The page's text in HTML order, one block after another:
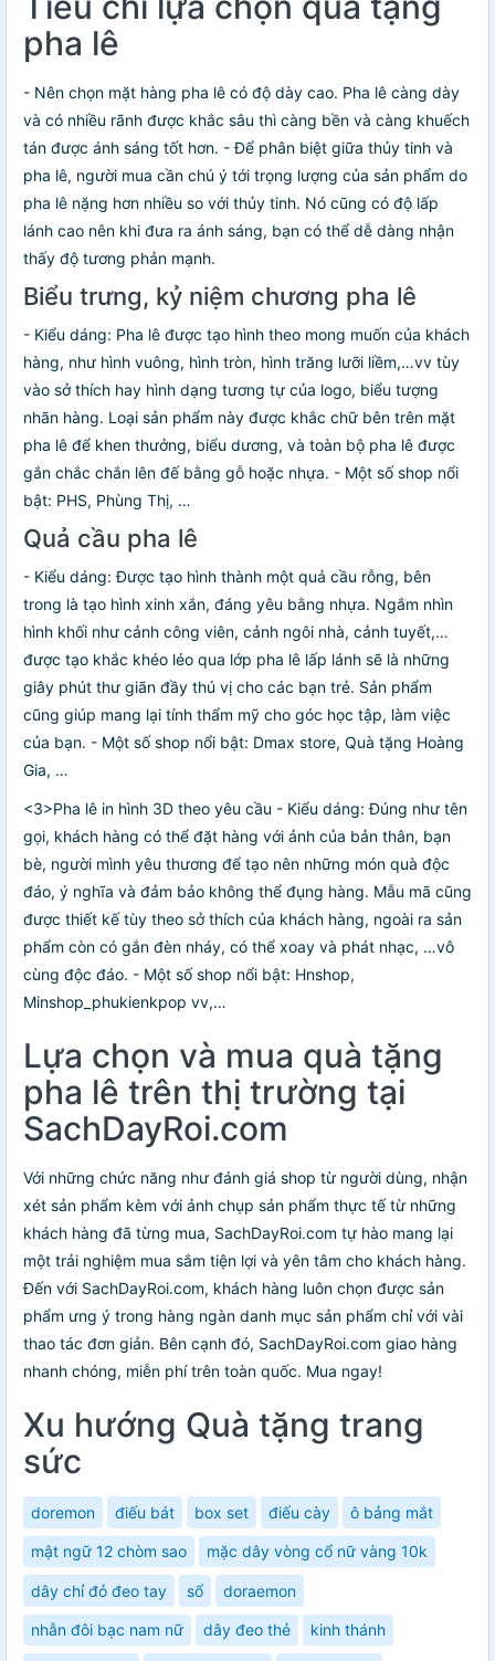
pha lê
- Nên chọn mặt hàng pha lê có độ dày cao. Pha lê càng dày
và có nhiều rãnh được khắc sâu thì càng bền và càng khuếch
tán được ánh sáng tốt hơn. - Để phân biệt giữa thủy tinh và
pha lê, người mua cần chú ý tới trọng lượng của sản phẩm do
pha lê nặng hơn nhiều so với thủy tinh. Nó cũng có độ lấp
lánh cao nên khi đưa ra ánh sáng, bạn có thể dễ dàng nhận
thấy độ tương phản mạnh.
Biểu trưng, kỷ niệm chương pha lê
- Kiểu dáng: Pha lê được tạo hình theo mong muốn của khách
hàng, như hình vuông, hình tròn, hình trăng lưỡi liềm,…vv tùy
vào sở thích hay hình dạng tương tự của logo, biểu tượng
nhãn hàng. Loại sản phẩm này được khắc chữ bên trên mặt
pha lê để khen thưởng, biểu dương, và toàn bộ pha lê được
gắn chắc chắn lên đế bằng gỗ hoặc nhựa. - Một số shop nổi
bật: PHS, Phùng Thị, …
Quả cầu pha lê
- Kiểu dáng: Được tạo hình thành một quả cầu rỗng, bên
trong là tạo hình xinh xắn, đáng yêu bằng nhựa. Ngắm nhìn
hình khối như cảnh công viên, cảnh ngôi nhà, cảnh tuyết,…
được tạo khắc khéo léo qua lớp pha lê lấp lánh sẽ là những
giây phút thư giãn đầy thú vị cho các bạn trẻ. Sản phẩm
cũng giúp mang lại tính thẩm mỹ cho góc học tập, làm việc
của bạn. - Một số shop nổi bật: Dmax store, Quà tặng Hoàng
Gia, …
<3>Pha lê in hình 3D theo yêu cầu - Kiểu dáng: Đúng như tên
gọi, khách hàng có thể đặt hàng với ảnh của bản thân, bạn
bè, người mình yêu thương để tạo nên những món quà độc
đáo, ý nghĩa và đảm bảo không thể đụng hàng. Mẫu mã cũng
được thiết kế tùy theo sở thích của khách hàng, ngoài ra sản
phẩm còn có gắn đèn nháy, có thể xoay và phát nhạc, …vô
cùng độc đáo. - Một số shop nổi bật: Hnshop,
Minshop_phukienkpop vv,…
Lựa chọn và mua quà tặng
pha lê trên thị trường tại
SachDayRoi.com
Với những chức năng như đánh giá shop từ người dùng, nhận
xét sản phẩm kèm với ảnh chụp sản phẩm thực tế từ những
khách hàng đã từng mua, SachDayRoi.com tự hào mang lại
một trải nghiệm mua sắm tiện lợi và yên tâm cho khách hàng.
Đến với SachDayRoi.com, khách hàng luôn chọn được sản
phẩm ưng ý trong hàng ngàn danh mục sản phẩm chỉ với vài
thao tác đơn giản. Bên cạnh đó, SachDayRoi.com giao hàng
nhanh chóng, miễn phí trên toàn quốc. Mua ngay!
Xu hướng Quà tặng trang
sức
doremon điếu bát box set điếu cày ô bảng mắt
mật ngữ 12 chòm sao mặc dây vòng cổ nữ vàng 10k
dây chỉ đỏ đeo tay sổ doraemon
nhẫn đôi bạc nam nữ dây đeo thẻ kinh thánh